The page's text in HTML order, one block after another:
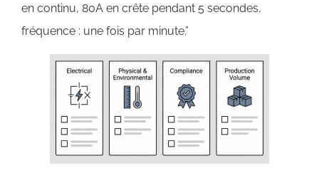
en continu, 80A en crête pendant 5 secondes,
fréquence : une fois par minute.”